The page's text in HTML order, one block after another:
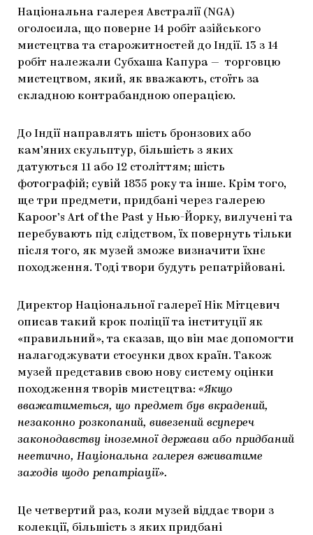
CARPATHIAN CULT ПРО РІЗДВЯНІ СВЯТА
Національна галерея Австралії (NGA)
оголосила, що поверне 14 робіт азійського
мистецтва та старожитностей до Індії. 13 з 14
робіт належали Субхаша Капура — торговцю
мистецтвом, який, як вважають, стоїть за
складною контрабандною операцією.
До Індії направлять шість бронзових або
кам’яних скульптур, більшість з яких
датуються 11 або 12 століттям; шість
фотографій; сувій 1835 року та інше. Крім того,
ще три предмети, придбані через галерею
Kapoor’s Art of the Past у Нью-Йорку, вилучені та
перебувають під слідством, їх повернуть тільки
після того, як музей зможе визначити їхнє
походження. Тоді твори будуть репатрійовані.
Директор Національної галереї Нік Мітцевич
описав такий крок поліції та інституції як
«правильний», та сказав, що він має допомогти
налагоджувати стосунки двох країн. Також
музей представив свою нову систему оцінки
походження творів мистецтва: «Якщо
вважатиметься, що предмет був вкрадений,
незаконно розкопаний, вивезений всупереч
законодавству іноземної держави або придбаний
неетично, Національна галерея вживатиме
заходів щодо репатріації».
Це четвертий раз, коли музей віддає твори з
колекції, більшість з яких придбані